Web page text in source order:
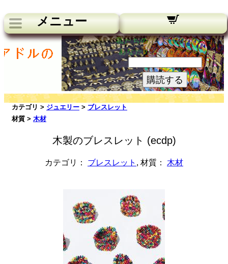
メニュー
私たちのニュースレター：
あなたのメールアドレス:
購読する
カテゴリ > ジュエリー > ブレスレット
材質 > 木材
木製のブレスレット (ecdp)
カテゴリ： ブレスレット , 材質： 木材